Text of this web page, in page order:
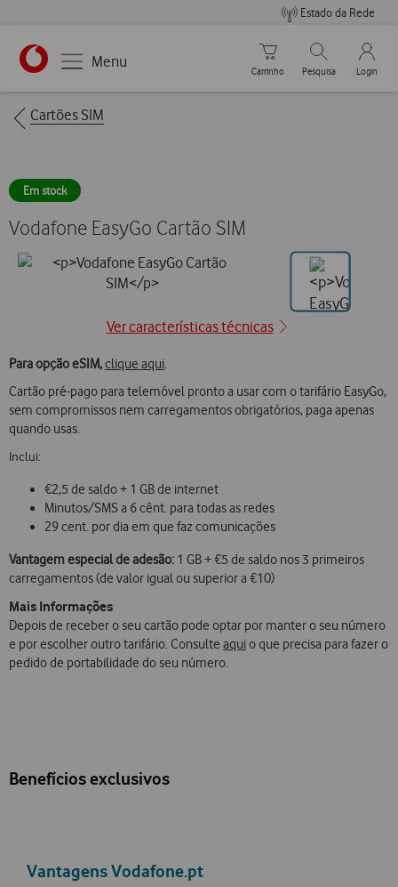
Estado da Rede
https://www.vodafone.pt
Menu
Carrinho de compras
Carrinho
Pesquisar
Pesquisa
My
Login
Breadcrumbs
Cartões SIM
Em stock
Vodafone EasyGo Cartão SIM
Ir
para
Ver características técnicas
Para opção eSIM,clique aqui.
Cartão pré-pago para telemóvel pronto a usar com o tarifário EasyGo,
sem compromissos nem carregamentos obrigatórios, paga apenas
quando usas.
Inclui:
€2,5 de saldo + 1 GB de internet
Minutos/SMS a 6 cênt. para todas as redes
29 cent. por dia em que faz comunicações
Vantagem especial de adesão: 1 GB + €5 de saldo nos 3 primeiros
carregamentos (de valor igual ou superior a €10)
Mais Informações
Depois de receber o seu cartão pode optar por manter o seu número
e por escolher outro tarifário. Consulte aquio que precisa para fazer o
pedido de portabilidade do seu número.
Benefícios exclusivos
Vantagens Vodafone.pt